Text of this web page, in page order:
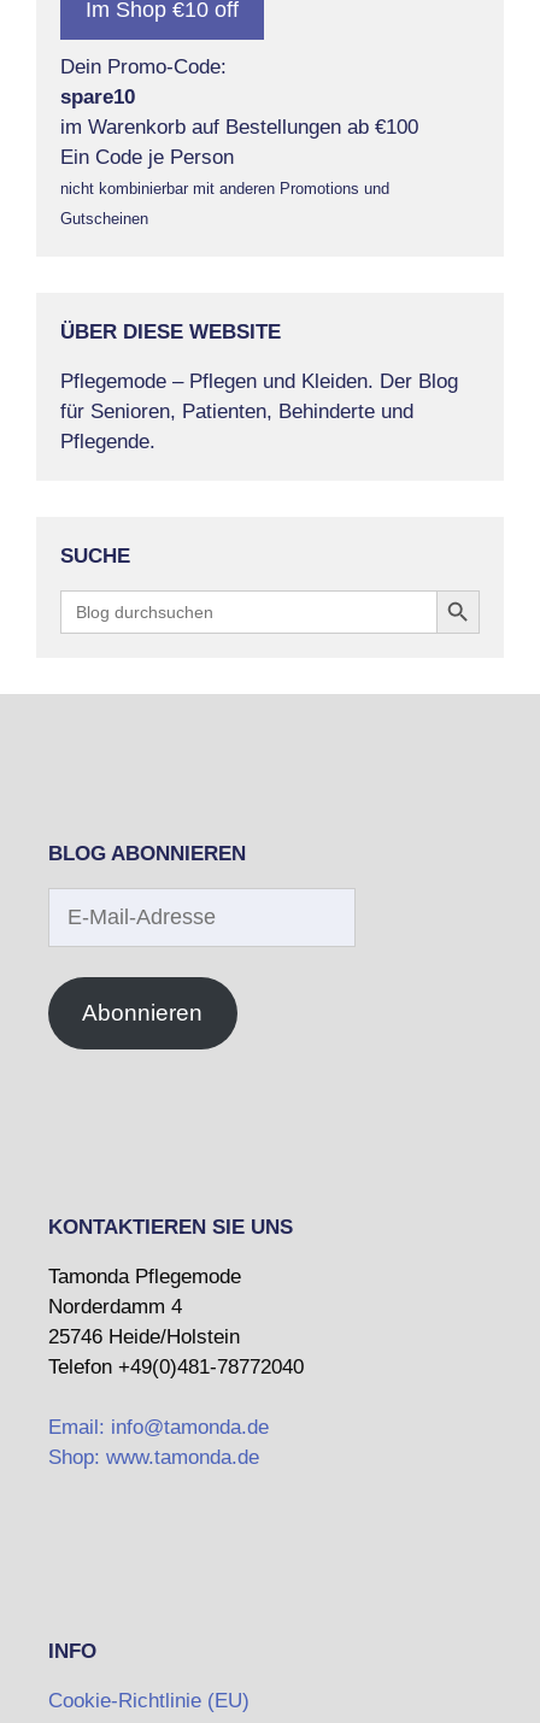
Im Shop €10 off
Dein Promo-Code:
spare10
im Warenkorb auf Bestellungen ab €100
Ein Code je Person
nicht kombinierbar mit anderen Promotions und
Gutscheinen
ÜBER DIESE WEBSITE
Pflegemode – Pflegen und Kleiden. Der Blog
für Senioren, Patienten, Behinderte und
Pflegende.
SUCHE
Search
for:
Search Button
BLOG ABONNIEREN
Mail-
Abonnieren
KONTAKTIEREN SIE UNS
Tamonda Pflegemode
Norderdamm 4
25746 Heide/Holstein
Telefon +49(0)481-78772040
Email: info@tamonda.de
Shop: www.tamonda.de
INFO
Cookie-Richtlinie (EU)